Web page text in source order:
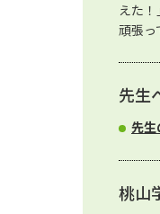
えた
頑張っ
先生
先生
桃山